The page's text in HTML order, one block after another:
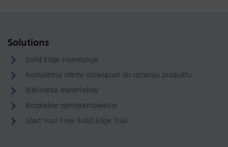
Solutions
Solid Edge Homepage
Kompletna oferta rozwiązań do rozwoju produktu
Biblioteka materiałów
Bezpłatne oprogramowanie
Start Your Free Solid Edge Trial